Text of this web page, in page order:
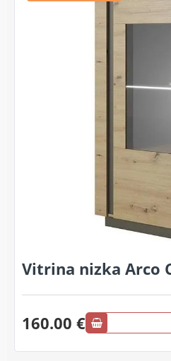
Vitrina nizka Arco
160.00 €